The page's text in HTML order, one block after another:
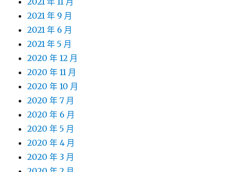
2021 年 9 月
2021 年 6 月
2021 年 5 月
2020 年 12 月
2020 年 11 月
2020 年 10 月
2020 年 7 月
2020 年 6 月
2020 年 5 月
2020 年 4 月
2020 年 3 月